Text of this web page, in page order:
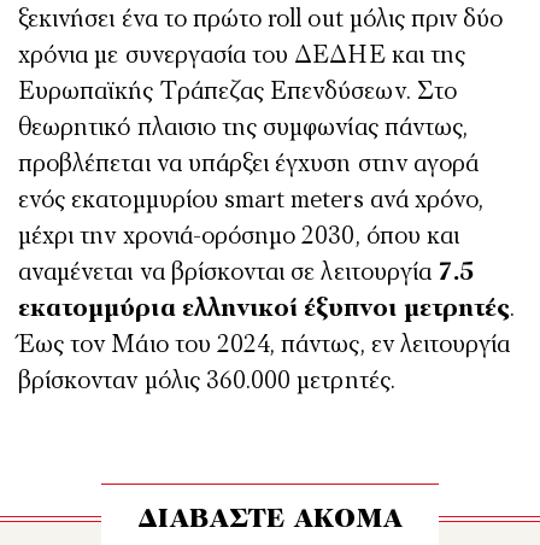
ξεκινήσει ένα το πρώτο roll out μόλις πριν δύο
χρόνια με συνεργασία του ΔΕΔΗΕ και της
Ευρωπαϊκής Τράπεζας Επενδύσεων. Στο
θεωρητικό πλαισιο της συμφωνίας πάντως,
προβλέπεται να υπάρξει έγχυση στην αγορά
ενός εκατομμυρίου smart meters ανά χρόνο,
μέχρι την χρονιά-ορόσημο 2030, όπου και
αναμένεται να βρίσκονται σε λειτουργία 7.5
εκατομμύρια ελληνικοί έξυπνοι μετρητές.
Έως τον Μάιο του 2024, πάντως, εν λειτουργία
βρίσκονταν μόλις 360.000 μετρητές.
ΔΙΑΒΑΣΤΕ ΑΚΟΜΑ